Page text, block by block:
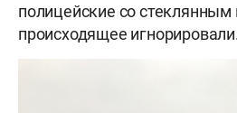
полицейские со стеклянным
происходящее